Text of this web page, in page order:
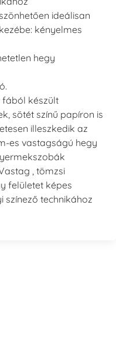
ideálisan
kényelmes
hegy
fából készült
sötét színű papíron is
illeszkedik az
es vastagságú hegy
, tömzsi
felületet képes
színező technikához